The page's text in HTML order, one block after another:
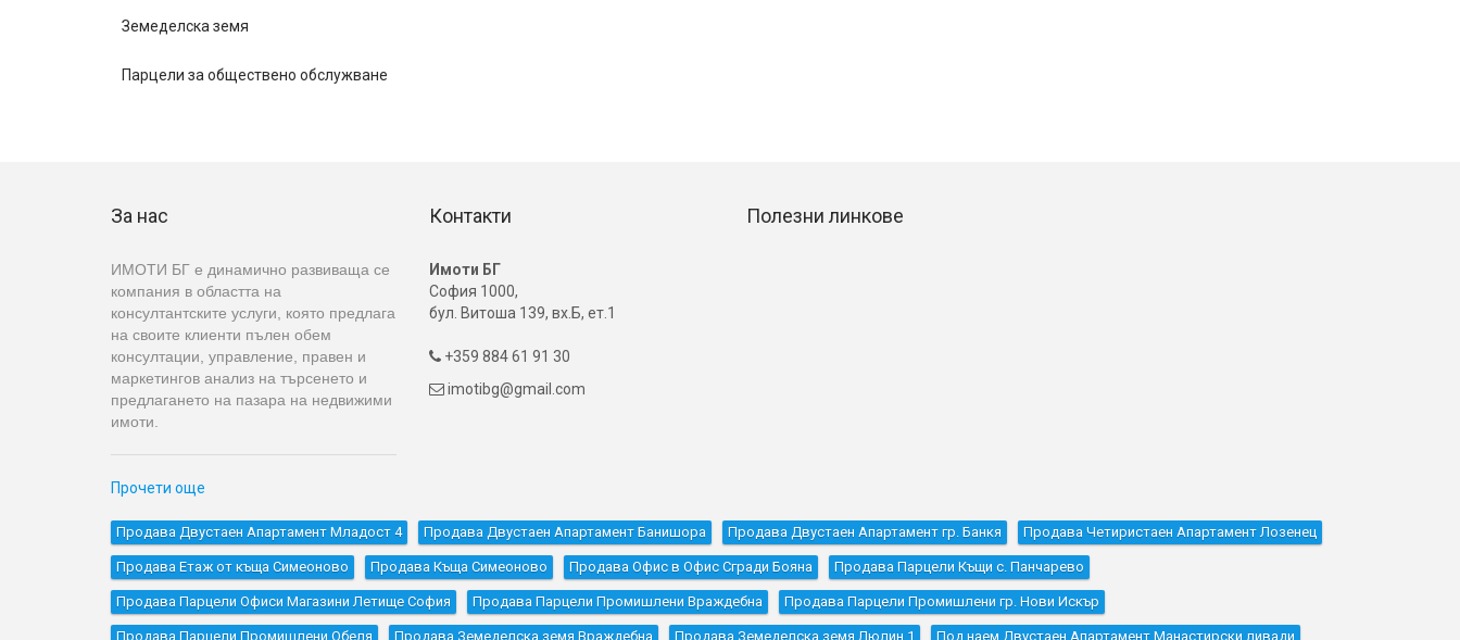
Земеделска земя
Парцели за обществено обслужване
За нас
ИМОТИ БГ е динамично развиваща се
компания в областта на
консултантските услуги, която предлага
на своите клиенти пълен обем
консултации, управление, правен и
маркетингов анализ на търсенето и
предлагането на пазара на недвижими
имоти.
Прочети още
Контакти
Имоти БГ
София 1000,
бул. Витоша 139, вх.Б, ет.1
+359 884 61 91 30
 imotibg@gmail.com
Полезни линкове
Продава Двустаен Апартамент Младост 4 Продава Двустаен Апартамент Банишора Продава Двустаен Апартамент гр. Банкя Продава Четиристаен Апартамент Лозенец
Продава Етаж от къща Симеоново Продава Къщa Симеоново Продава Офис в Офис Сгради Бояна Продава Парцели Къщи с. Панчарево
Продава Парцели Офиси Магазини Летище София Продава Парцели Промишлени Враждебна Продава Парцели Промишлени гр. Нови Искър
Продава Парцели Промишлени Обеля Продава Земеделска земя Враждебна Продава Земеделска земя Люлин 1 Под наем Двустаен Апартамент Манастирски ливади